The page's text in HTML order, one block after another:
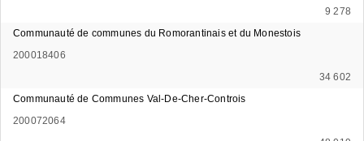
9 278
Communauté de communes du Romorantinais et du Monestois
200018406
34 602
Communauté de Communes Val-De-Cher-Controis
200072064